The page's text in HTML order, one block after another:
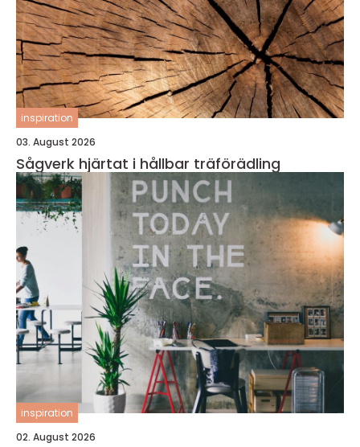
inspiration
03. August 2026
Sågverk hjärtat i hållbar träförädling
inspiration
02. August 2026